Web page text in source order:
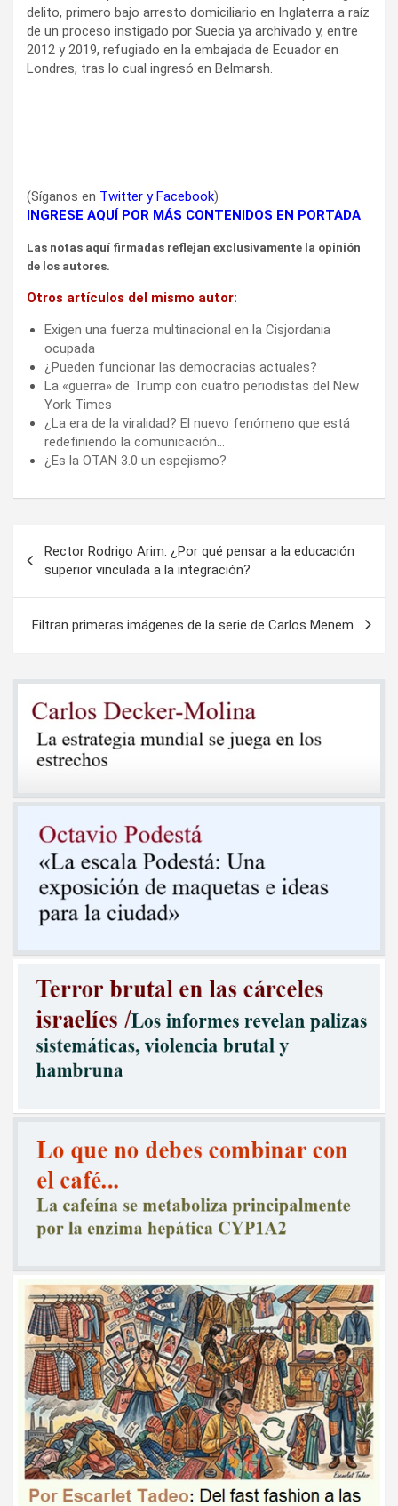
delito, primero bajo arresto domiciliario en Inglaterra a raíz
de un proceso instigado por Suecia ya archivado y, entre
2012 y 2019, refugiado en la embajada de Ecuador en
Londres, tras lo cual ingresó en Belmarsh.
(Síganos en Twitter yFacebook)
INGRESE AQUÍ POR MÁS CONTENIDOS EN PORTADA
Las notas aquí firmadas reflejan exclusivamente la opinión
de los autores.
Otros artículos del mismo autor:
Exigen una fuerza multinacional en la Cisjordania
ocupada
¿Pueden funcionar las democracias actuales?
La «guerra» de Trump con cuatro periodistas del New
York Times
¿La era de la viralidad? El nuevo fenómeno que está
redefiniendo la comunicación…
¿Es la OTAN 3.0 un espejismo?
de
entradas
Rector Rodrigo Arim: ¿Por qué pensar a la educación
superior vinculada a la integración?
Filtran primeras imágenes de la serie de Carlos Menem